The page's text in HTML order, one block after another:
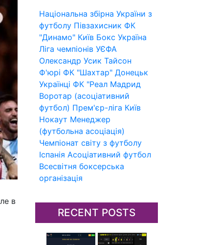
Національна збірна України з
футболу Півзахисник ФК
"Динамо" Київ Бокс Україна
Ліга чемпіонів УЄФА
Олександр Усик Тайсон
Ф'юрі ФК "Шахтар" Донецьк
Українці ФК "Реал Мадрид
Воротар (асоціативний
футбол) Прем'єр-ліга Київ
Нокаут Менеджер
(футбольна асоціація)
Чемпіонат світу з футболу
Іспанія Асоціативний футбол
Всесвітня боксерська
організація
RECENT POSTS
в